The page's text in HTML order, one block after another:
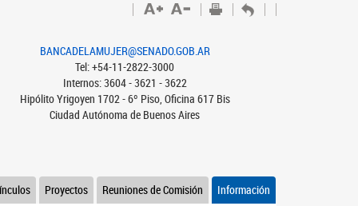
BANCADELAMUJER@SENADO.GOB.AR
Tel: +54-11-2822-3000
Internos: 3604 - 3621 - 3622
Hipólito Yrigoyen 1702 - 6º Piso, Oficina 617 Bis
Ciudad Autónoma de Buenos Aires
Información
Reuniones de Comisión
Proyectos